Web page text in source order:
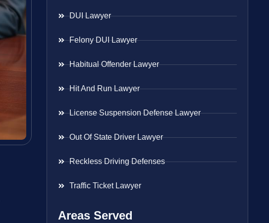
DUI Lawyer
Felony DUI Lawyer
Habitual Offender Lawyer
Hit And Run Lawyer
License Suspension Defense Lawyer
Out Of State Driver Lawyer
Reckless Driving Defenses
Traffic Ticket Lawyer
Areas Served